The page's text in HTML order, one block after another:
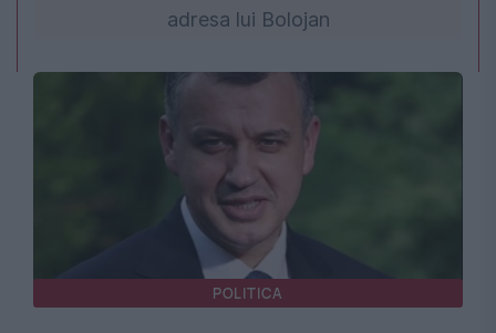
adresa lui Bolojan
POLITICA